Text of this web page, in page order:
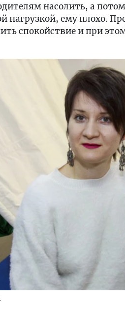
насолить, а
нагрузкой, ему плохо.
спокойствие и при